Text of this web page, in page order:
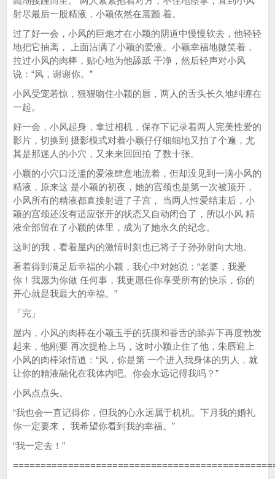
射尽最后一股精液，小颖依然在震颤 着。
过了好一会，小风的巨炮才在小颖的阴道中慢慢软去，他轻轻
地把它抽离， 上面沾满了小颖的爱液。小颖幸福地微笑着，
拉过小风的肉棒，贴心地为他舔舐 干净，然后轻声对小风
说：“风，谢谢你。”
小风受宠若惊，狠狠吻住小颖的唇，两人的舌头长久地纠缠在
一起。
好一会，小风起身，拿过相机，保存下记录着两人完美性爱的
影片，切换到 摄影模式对着小颖仔仔细细地又拍了个遍，尤
其是那迷人的小穴，又来来回回拍 了数十张。
小颖的小穴口泛滥的爱液肆意地流着，但却没见到一滴小风的
精液，原来这 是小颖的初夜，她的宫颈也是第一次被顶开，
小风所有的精液都直接射进了子宫， 当两人性爱结束后，小
颖的宫颈还没有适应张开的状态又自动闭合了，所以小风 精
液全部留在了小颖的体里，成为了她永久的纪念。
这时的我，看着屋内的激情时刻也已将子子孙孙射向大地。
看着得到满足后幸福的小颖，我心中对她说：“老婆，我爱
你！我愿为你做 任何事，我更愿任你享受所有的快乐，你的
开心就是我最大的幸福。”
「完」
屋内，小风的肉棒在小颖玉手的抚摸和香舌的舔弄下再度勃发
起来，他刚要 再次提枪上马，这时小颖止住了他，朱唇迎上
小风的肉棒浓情道：“风，你是第 一个进入我身体的男人，就
让你的精液融化在我体内吧。你会永远记得我吗？”
小风点点头。
“我也会一直记得你，但我的心永远属于机机。下月我的婚礼
你一定要来， 我希望你看到我的幸福。”
“我一定去！”